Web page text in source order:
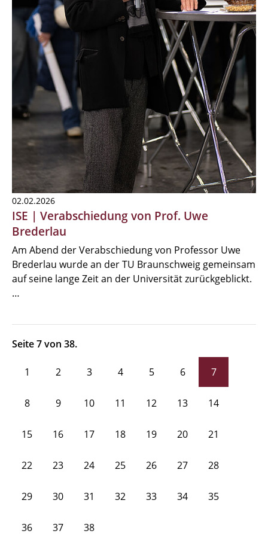
02.02.2026
ISE | Verabschiedung von Prof. Uwe
Brederlau
Am Abend der Verabschiedung von Professor Uwe
Brederlau wurde an der TU Braunschweig gemeinsam
auf seine lange Zeit an der Universität zurückgeblickt.
…
Seite 7 von 38.
1 2 3 4 5 6 7
8 9 10 11 12 13 14
15 16 17 18 19 20 21
22 23 24 25 26 27 28
29 30 31 32 33 34 35
36 37 38